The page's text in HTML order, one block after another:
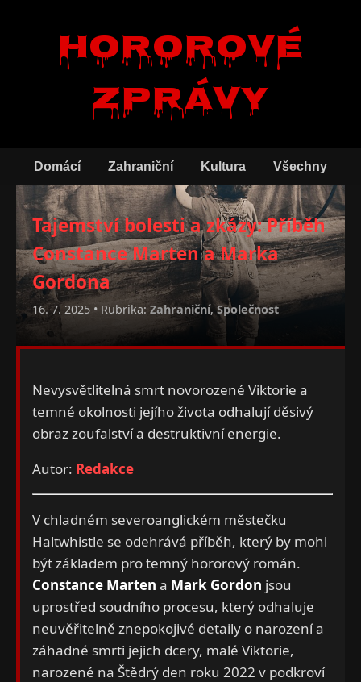
Hororové
zprávy
Domácí Zahraniční Kultura Všechny
Tajemství bolesti a zkázy: Příběh
Constance Marten a Marka
Gordona
16. 7. 2025 • Rubrika: Zahraniční,Společnost
Nevysvětlitelná smrt novorozené Viktorie a
temné okolnosti jejího života odhalují děsivý
obraz zoufalství a destruktivní energie.
Autor: Redakce
V chladném severoanglickém městečku
Haltwhistle se odehrává příběh, který by mohl
být základem pro temný hororový román.
Constance Marten a Mark Gordon jsou
uprostřed soudního procesu, který odhaluje
neuvěřitelně znepokojivé detaily o narození a
záhadné smrti jejich dcery, malé Viktorie,
narozené na Štědrý den roku 2022 v podkroví